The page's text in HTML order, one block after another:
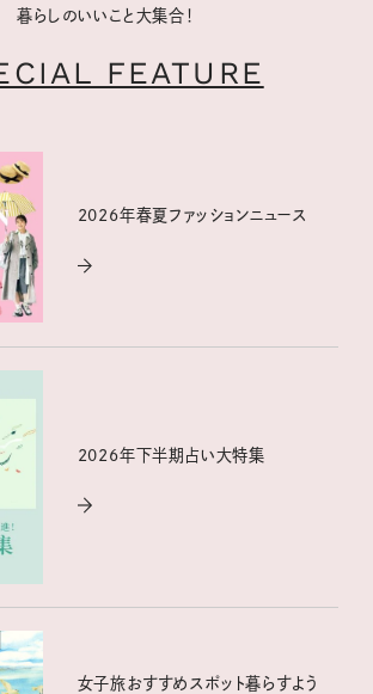
暮らしのいいこと大集合！
FEATURE
2026年春夏ファッションニュース
2026年下半期占い大特集
女子旅おすすめスポット暮らすよう